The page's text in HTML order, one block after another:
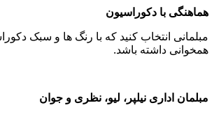
هماهنگی با دکوراسیون
مبلمانی انتخاب کنید که با رنگ ها و سبک
همخوانی داشته باشد.
مبلمان اداری نیلپر، لیو، نظری و جوان